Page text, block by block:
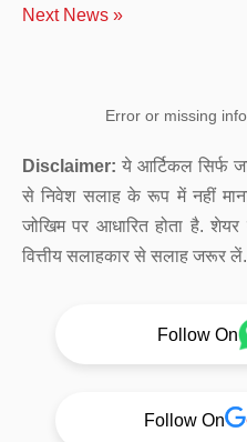
Next News »
Error or missing
Disclaimer: ये आर्टिकल सिर्फ
से निवेश सलाह के रूप में नहीं माना
जोखिम पर आधारित होता है.
वित्तीय सलाहकार से सलाह जरूर लें.
Follow On
Follow On